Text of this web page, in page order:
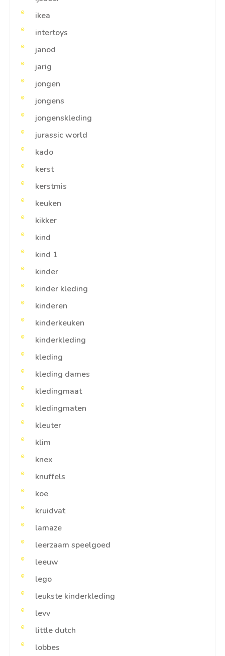
ikea
intertoys
janod
jarig
jongen
jongens
jongenskleding
jurassic world
kado
kerst
kerstmis
keuken
kikker
kind
kind 1
kinder
kinder kleding
kinderen
kinderkeuken
kinderkleding
kleding
kleding dames
kledingmaat
kledingmaten
kleuter
klim
knex
knuffels
koe
kruidvat
lamaze
leerzaam speelgoed
leeuw
lego
leukste kinderkleding
levv
little dutch
lobbes